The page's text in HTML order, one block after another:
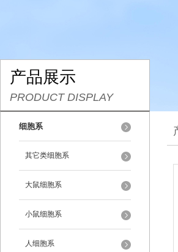
产品展示
PRODUCT DISPLAY
细胞系
其它类细胞系
大鼠细胞系
小鼠细胞系
人细胞系